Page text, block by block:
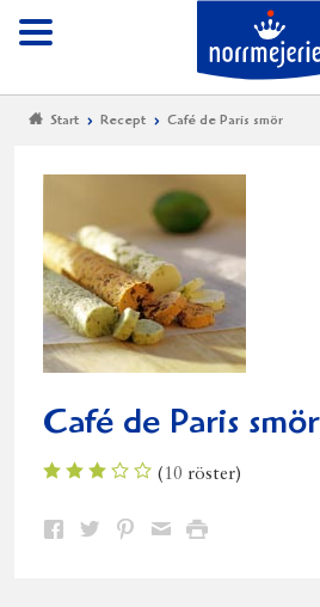
Meny
Start Recept Café de Paris smör
Café de Paris smör
(10 röster)
Dela Dela Dela DelaSkriv